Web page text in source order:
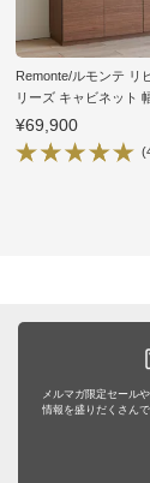
Remonte/ルモンテ リ
リーズ キャビネット
¥69,900
メルマガ限定セール
情報を盛りだくさんで